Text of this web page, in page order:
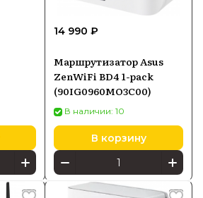
14 990 ₽
Маршрутизатор Asus
ZenWiFi BD4 1-pack
(90IG0960MO3C00)
В наличии: 10
В корзину